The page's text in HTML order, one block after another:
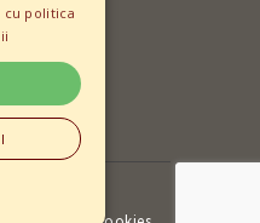
drepturile
politica